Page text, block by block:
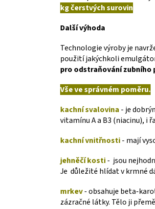
kg ​​čerstvých surovin
Další výhoda
Technologie výroby je
použití jakýchkoli
pro odstraňování zubního
Vše ve správném poměru.
kachní svalovina - je
vitamínu A a B3 (niacinu), i
kachní vnitřnosti- mají
jehněčí kosti- jsou
Je důležité hlídat v krmné
mrkev- obsahuje beta-
zázračné látky. Tělo ji